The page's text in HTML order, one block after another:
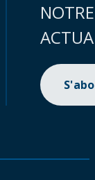
NOTRE